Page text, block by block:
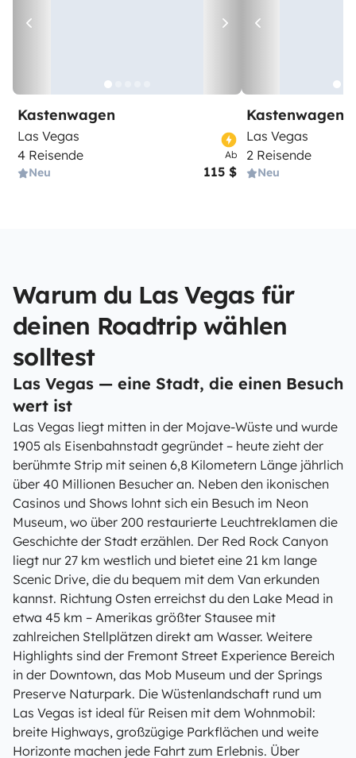
Kastenwagen
Las Vegas
4 Reisende
Neu
Ab
115 $
Kastenwagen
Las Vegas
2 Reisende
Neu
Warum du Las Vegas für
deinen Roadtrip wählen
solltest
Las Vegas — eine Stadt, die einen Besuch
wert ist
Las Vegas liegt mitten in der Mojave-Wüste und wurde
1905 als Eisenbahnstadt gegründet – heute zieht der
berühmte Strip mit seinen 6,8 Kilometern Länge jährlich
über 40 Millionen Besucher an. Neben den ikonischen
Casinos und Shows lohnt sich ein Besuch im Neon
Museum, wo über 200 restaurierte Leuchtreklamen die
Geschichte der Stadt erzählen. Der Red Rock Canyon
liegt nur 27 km westlich und bietet eine 21 km lange
Scenic Drive, die du bequem mit dem Van erkunden
kannst. Richtung Osten erreichst du den Lake Mead in
etwa 45 km – Amerikas größter Stausee mit
zahlreichen Stellplätzen direkt am Wasser. Weitere
Highlights sind der Fremont Street Experience Bereich
in der Downtown, das Mob Museum und der Springs
Preserve Naturpark. Die Wüstenlandschaft rund um
Las Vegas ist ideal für Reisen mit dem Wohnmobil:
breite Highways, großzügige Parkflächen und weite
Horizonte machen jede Fahrt zum Erlebnis. Über